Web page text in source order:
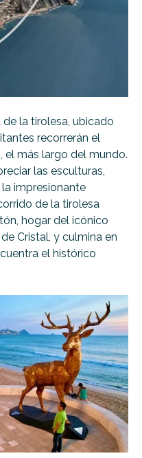
la tirolesa, ubicado
recorrerán el
más largo del mundo.
las esculturas,
impresionante
de la tirolesa
hogar del icónico
Cristal, y culmina en
el histórico